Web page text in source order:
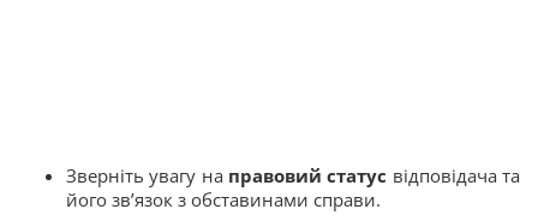
Зверніть увагу на правовий статус відповідача та
його зв’язок з обставинами справи.